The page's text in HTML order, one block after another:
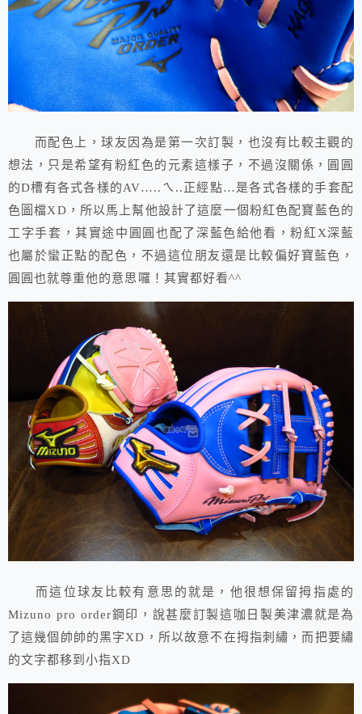
而配色上，球友因為是第一次訂製，也沒有比較主觀的
想法，只是希望有粉紅色的元素這樣子，不過沒關係，圓圓
的D槽有各式各樣的AV…..ㄟ..正經點…是各式各樣的手套配
色圖檔XD，所以馬上幫他設計了這麼一個粉紅色配寶藍色的
工字手套，其實途中圓圓也配了深藍色給他看，粉紅X深藍
也屬於蠻正點的配色，不過這位朋友還是比較偏好寶藍色，
圓圓也就尊重他的意思囉！其實都好看^^
而這位球友比較有意思的就是，他很想保留拇指處的
Mizuno pro order鋼印，說甚麼訂製這咖日製美津濃就是為
了這幾個帥帥的黑字XD，所以故意不在拇指刺繡，而把要繡
的文字都移到小指XD